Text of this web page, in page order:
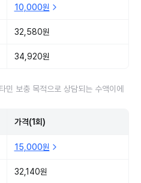
10,000원
32,580원
34,920원
보충 목적으로 상담되는 수액이에
가격(1회)
15,000원
32,140원